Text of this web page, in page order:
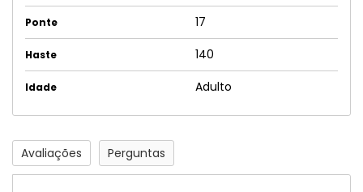
Ponte 17
Haste 140
Idade Adulto
Avaliações Perguntas